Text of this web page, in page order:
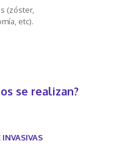
(zóster,
etc).
se realizan?